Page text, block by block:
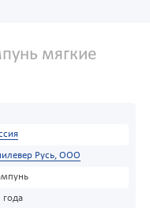
мягкие
Русь, ООО
года